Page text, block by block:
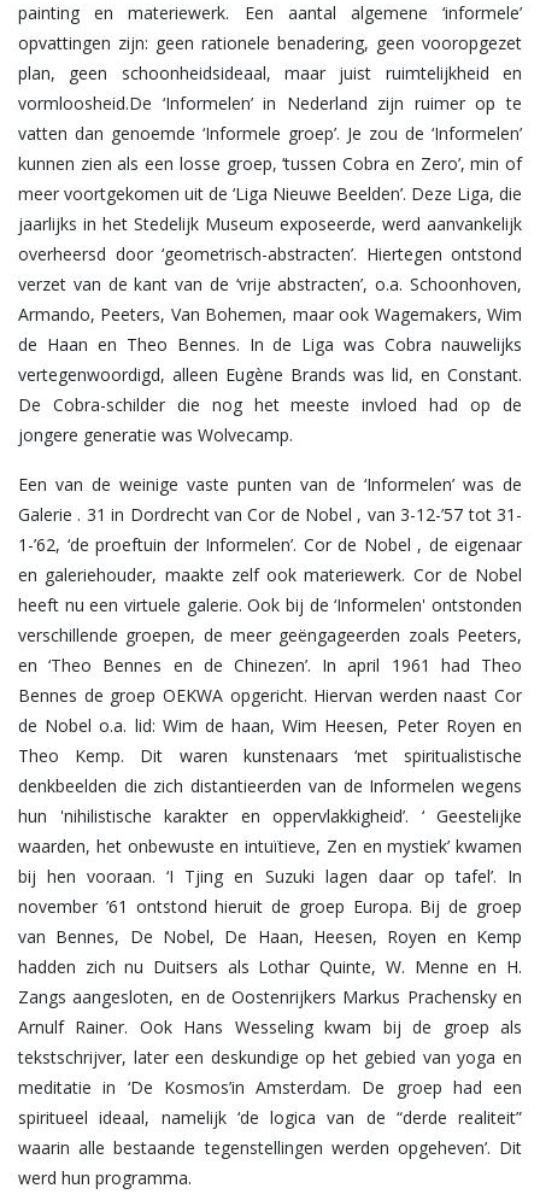
painting en materiewerk. Een aantal algemene ‘informele’
opvattingen zijn: geen rationele benadering, geen vooropgezet
plan, geen schoonheidsideaal, maar juist ruimtelijkheid en
vormloosheid.De ‘Informelen’ in Nederland zijn ruimer op te
vatten dan genoemde ‘Informele groep’. Je zou de ‘Informelen’
kunnen zien als een losse groep, ‘tussen Cobra en Zero’, min of
meer voortgekomen uit de ‘Liga Nieuwe Beelden’. Deze Liga, die
jaarlijks in het Stedelijk Museum exposeerde, werd aanvankelijk
overheersd door ‘geometrisch-abstracten’. Hiertegen ontstond
verzet van de kant van de ‘vrije abstracten’, o.a. Schoonhoven,
Armando, Peeters, Van Bohemen, maar ook Wagemakers, Wim
de Haan en Theo Bennes. In de Liga was Cobra nauwelijks
vertegenwoordigd, alleen Eugène Brands was lid, en Constant.
De Cobra-schilder die nog het meeste invloed had op de
jongere generatie was Wolvecamp.
Een van de weinige vaste punten van de ‘Informelen’ was de
Galerie . 31 in Dordrecht van Cor de Nobel , van 3-12-’57 tot 31-
1-’62, ‘de proeftuin der Informelen’. Cor de Nobel , de eigenaar
en galeriehouder, maakte zelf ook materiewerk. Cor de Nobel
heeft nu een virtuele galerie. Ook bij de ‘Informelen' ontstonden
verschillende groepen, de meer geëngageerden zoals Peeters,
en ‘Theo Bennes en de Chinezen’. In april 1961 had Theo
Bennes de groep OEKWA opgericht. Hiervan werden naast Cor
de Nobel o.a. lid: Wim de haan, Wim Heesen, Peter Royen en
Theo Kemp. Dit waren kunstenaars ‘met spiritualistische
denkbeelden die zich distantieerden van de Informelen wegens
hun 'nihilistische karakter en oppervlakkigheid’. ‘ Geestelijke
waarden, het onbewuste en intuïtieve, Zen en mystiek’ kwamen
bij hen vooraan. ‘I Tjing en Suzuki lagen daar op tafel’. In
november ’61 ontstond hieruit de groep Europa. Bij de groep
van Bennes, De Nobel, De Haan, Heesen, Royen en Kemp
hadden zich nu Duitsers als Lothar Quinte, W. Menne en H.
Zangs aangesloten, en de Oostenrijkers Markus Prachensky en
Arnulf Rainer. Ook Hans Wesseling kwam bij de groep als
tekstschrijver, later een deskundige op het gebied van yoga en
meditatie in ‘De Kosmos’in Amsterdam. De groep had een
spiritueel ideaal, namelijk ‘de logica van de “derde realiteit”
waarin alle bestaande tegenstellingen werden opgeheven’. Dit
werd hun programma.